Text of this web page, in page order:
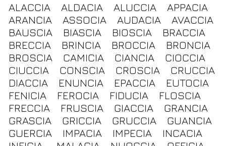
ALACCIA ALDACIA ALUCCIA
APPACIA
ARANCIA
ASSOCIA AUDACIA
AVACCIA
BAUSCIA
BIASCIA BIOSCIA
BRACCIA
BRECCIA
BRINCIA BROCCIA
BRONCIA
BROSCIA
CAMICIA CIANCIA
CIOCCIA
CIUCCIA
CONSCIA CROSCIA
CRUCCIA
DIACCIA
ENUNCIA EPACCIA
EUTOCIA
FENICIA
FEROCIA FIDUCIA
FLOSCIA
FRECCIA
FRUSCIA GIACCIA
GRANCIA
GRASCIA
GRICCIA GRUCCIA
GUANCIA
GUERCIA
IMPACIA IMPECIA
INCACIA